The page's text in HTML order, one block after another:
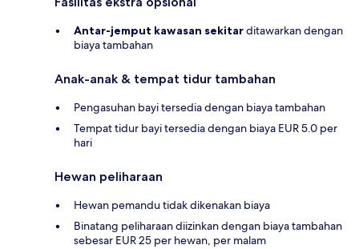
Antar-jemput kawasan sekitarditawarkan dengan
biaya tambahan
Anak-anak & tempat tidur tambahan
Pengasuhan bayi tersedia dengan biaya tambahan
Tempat tidur bayi tersedia dengan biaya EUR 5.0 per
hari
Hewan peliharaan
Hewan pemandu tidak dikenakan biaya
Binatang peliharaan diizinkan dengan biaya tambahan
sebesar EUR 25 per hewan, per malam